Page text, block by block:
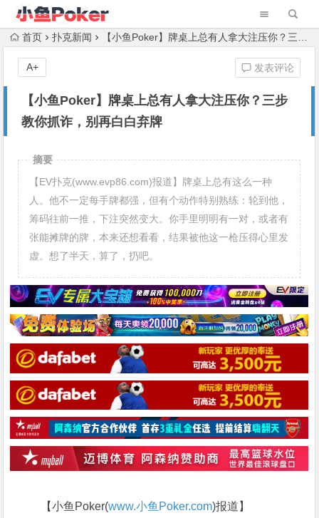
首页 扑克新闻 【小鱼Poker】牌桌上总有人拿大注压你？三步教你抓诈，别再白白弃牌
【小鱼Poker】牌桌上总有人拿大注压你？三步
教你抓诈，别再白白弃牌
发表评论
A+
摘要
【EV扑克(www.evp86.com)报道】牌桌上总有这么一种
人。他不一定每手牌都强，但有个动作特别熟练：轮到他，
筹码往前一推，下注突然变大。你手里明明有一对，或者有
张能摊牌的牌，本来还想看看，结果被他这一枪压得心里发
虚。想了半天，算了，扔吧。
【小鱼Poker(www.小鱼Poker.com)报道】